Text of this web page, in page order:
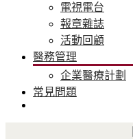
電視電台
報章雜誌
活動回顧
醫務管理
企業醫療計劃
常見問題